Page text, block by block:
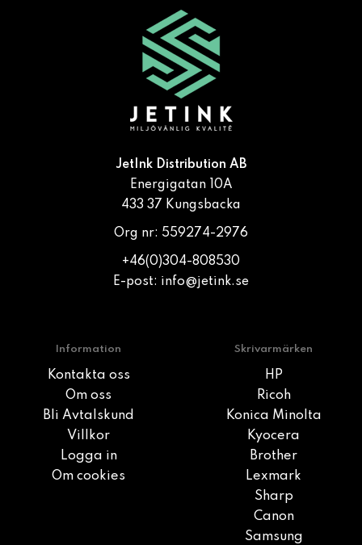
JetInk Distribution AB
Energigatan 10A
433 37 Kungsbacka
Org nr: 559274-2976
+46(0)304-808530
E-post: info@jetink.se
Information
Kontakta oss
Om oss
Bli Avtalskund
Villkor
Logga in
Om cookies
Skrivarmärken
HP
Ricoh
Konica Minolta
Kyocera
Brother
Lexmark
Sharp
Canon
Samsung